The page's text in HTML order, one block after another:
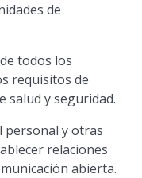
de
todos los
requisitos de
salud y seguridad.
personal y otras
relaciones
abierta.